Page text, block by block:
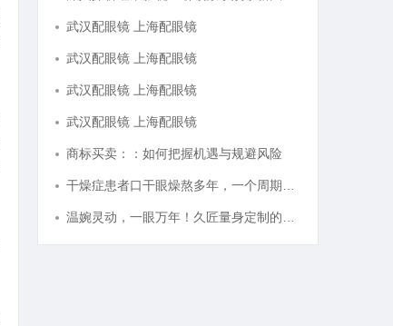
武汉配眼镜 上海配眼镜
武汉配眼镜 上海配眼镜
武汉配眼镜 上海配眼镜
武汉配眼镜 上海配眼镜
商标买卖：：如何把握机遇与规避风险